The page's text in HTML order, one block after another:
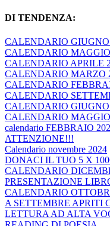
DI TENDENZA:
CALENDARIO GIUGNO
CALENDARIO
CALENDARIO APRILE
CALENDARIO MARZO
CALENDARIO
CALENDARIO
CALENDARIO GIUGNO
CALENDARIO
calendario FEBBRAIO
ATTENZIONE!!!
Calendario novembre 2024
DONACI IL TUO 5 X
CALENDARIO
PRESENTAZIONE
CALENDARIO
A SETTEMBRE APRITI
LETTURA AD ALTA